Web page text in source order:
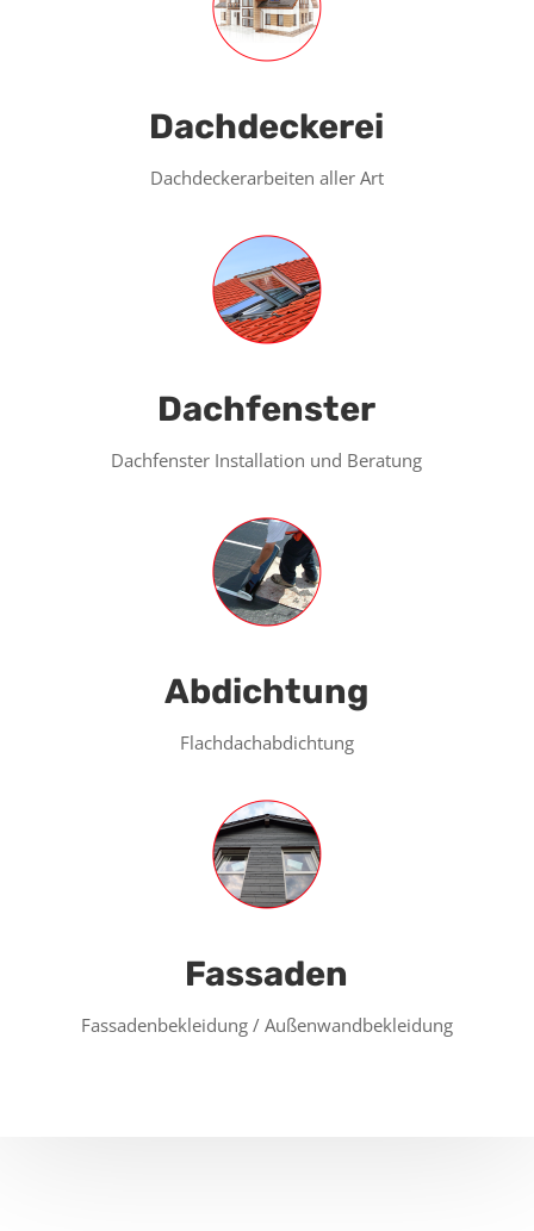
Dachdeckerei
Dachdeckerarbeiten aller Art
Dachfenster
Dachfenster Installation und Beratung
Abdichtung
Flachdachabdichtung
Fassaden
Fassadenbekleidung / Außenwandbekleidung